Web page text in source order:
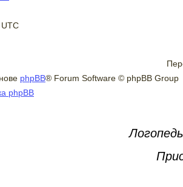
phpBB® Forum Software © phpBB Group
phpBB